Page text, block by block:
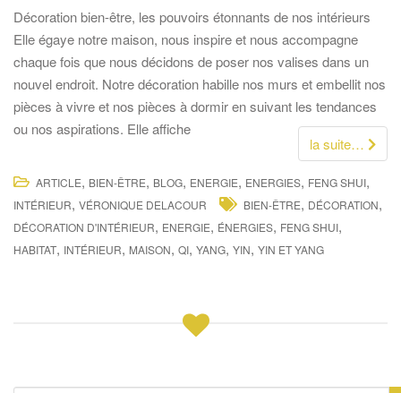
Décoration bien-être, les pouvoirs étonnants de nos intérieurs
Elle égaye notre maison, nous inspire et nous accompagne
chaque fois que nous décidons de poser nos valises dans un
nouvel endroit. Notre décoration habille nos murs et embellit nos
pièces à vivre et nos pièces à dormir en suivant les tendances
ou nos aspirations. Elle affiche
la suite…
ARTICLE, BIEN-ÊTRE, BLOG, ENERGIE, ENERGIES, FENG SHUI,
INTÉRIEUR, VÉRONIQUE DELACOUR BIEN-ÊTRE, DÉCORATION,
DÉCORATION D'INTÉRIEUR, ENERGIE, ÉNERGIES, FENG SHUI,
HABITAT, INTÉRIEUR, MAISON, QI, YANG, YIN, YIN ET YANG